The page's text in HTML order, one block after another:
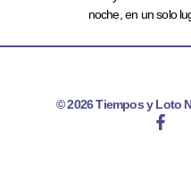
noche, en un solo
© 2026 Tiempos y Loto
F